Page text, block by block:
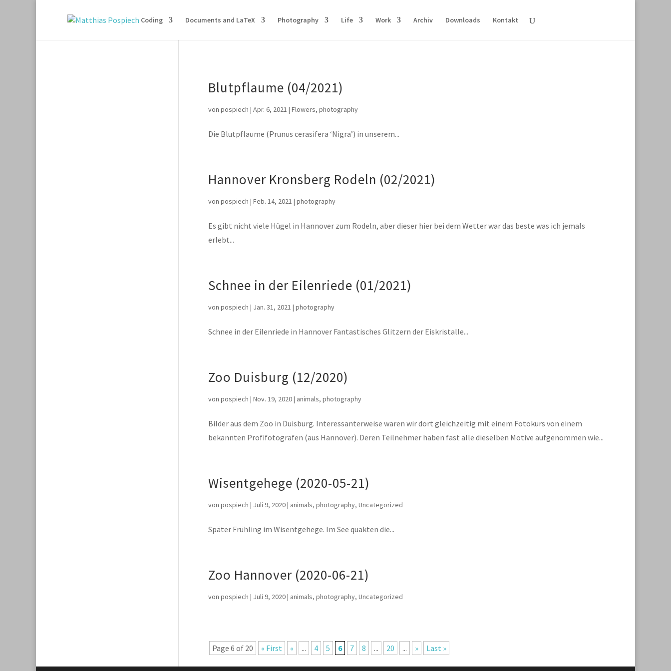
Coding Documents and LaTeX Photography Life Work Archiv Downloads Kontakt
Blutpflaume (04/2021)
von pospiech | Apr. 6, 2021 | Flowers, photography
Die Blutpflaume (Prunus cerasifera ‘Nigra’) in unserem...
Hannover Kronsberg Rodeln (02/2021)
von pospiech | Feb. 14, 2021 | photography
Es gibt nicht viele Hügel in Hannover zum Rodeln, aber dieser hier bei dem Wetter war das beste was ich jemals
erlebt...
Schnee in der Eilenriede (01/2021)
von pospiech | Jan. 31, 2021 | photography
Schnee in der Eilenriede in Hannover Fantastisches Glitzern der Eiskristalle...
Zoo Duisburg (12/2020)
von pospiech | Nov. 19, 2020| animals, photography
Bilder aus dem Zoo in Duisburg. Interessanterweise waren wir dort gleichzeitig mit einem Fotokurs von einem
bekannten Profifotografen (aus Hannover). Deren Teilnehmer haben fast alle dieselben Motive aufgenommen wie...
Wisentgehege (2020-05-21)
von pospiech | Juli 9, 2020| animals, photography, Uncategorized
Später Frühling im Wisentgehege. Im See quakten die...
Zoo Hannover (2020-06-21)
von pospiech | Juli 9, 2020| animals, photography, Uncategorized
Page 6 of 20 « First « ... 4 5 6 7 8 ... 20 ... » Last »